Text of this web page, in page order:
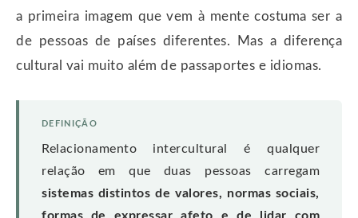
a primeira imagem que vem à mente costuma ser a
de pessoas de países diferentes. Mas a diferença
cultural vai muito além de passaportes e idiomas.
DEFINIÇÃO
Relacionamento intercultural é qualquer
relação em que duas pessoas carregam
sistemas distintos de valores, normas sociais,